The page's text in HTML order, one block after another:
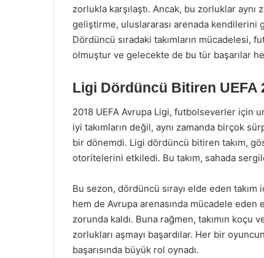
zorlukla karşılaştı. Ancak, bu zorluklar
geliştirme, uluslararası arenada kendilerini
Dördüncü sıradaki takımların mücadelesi,
olmuştur ve gelecekte de bu tür başarılar
Ligi Dördüncü Bitiren UEFA
2018 UEFA Avrupa Ligi, futbolseverler için
iyi takımların değil, aynı zamanda birçok
bir dönemdi. Ligi dördüncü bitiren takım,
otoritelerini etkiledi. Bu takım, sahada
Bu sezon, dördüncü sırayı elde eden
hem de Avrupa arenasında mücadele
zorunda kaldı. Buna rağmen, takımın
zorlukları aşmayı başardılar. Her bir
başarısında büyük rol oynadı.